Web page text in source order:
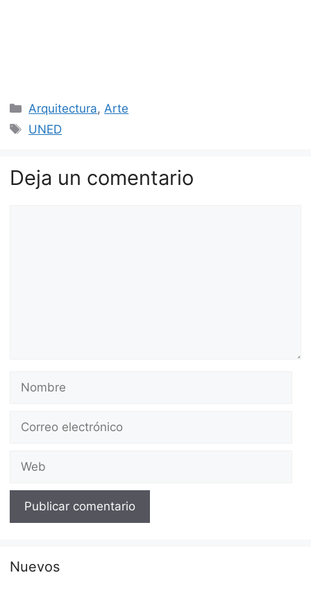
Categorías
Arquitectura, Arte
Etiquetas
UNED
Deja un comentario
electrónico
Nuevos